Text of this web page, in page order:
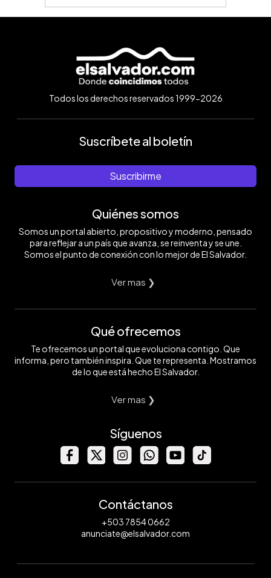
Todos los derechos reservados 1999-2026
Suscríbete al boletín
Suscribirme
Quiénes somos
Somos un portal abierto, propositivo y moderno, pensado
para reflejar a un país que avanza, se reinventa y se une.
Somos el punto de conexión con lo mejor de El Salvador.
Ver mas ❯
Qué ofrecemos
Te ofrecemos un portal que evoluciona contigo. Que
informa, pero también inspira. Que te representa. Mostramos
de lo que está hecho El Salvador.
Ver mas ❯
Síguenos
Contáctanos
+503 7854 0662
anunciate@elsalvador.com